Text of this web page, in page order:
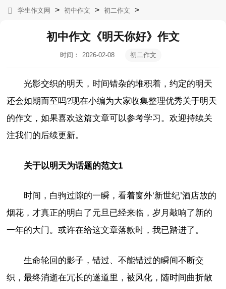
学生作文网 > 初中作文 > 初二作文 >
初中作文《明天你好》作文
时间：
2026-02-08
初二作文
光影交织的明天，时间错杂的堆积着，约定的明天
还会如期而至吗?现在小编为大家收集整理优秀关于明天
的作文，如果喜欢这篇文章可以参考学习。欢迎持续关
注我们的后续更新。
关于以明天为话题的范文1
时间，白驹过隙的一瞬，看着窗外‘新世纪’酒店放的
烟花，才真正的明白了元旦已经来临，岁月敲响了新的
一年的大门。或许在给这文章落款时，我已踏进了。
生命轮回的影子，错过、不能错过的瞬间不断交
织，最终消逝在冗长的遂道里，被风化，随时间曲折散